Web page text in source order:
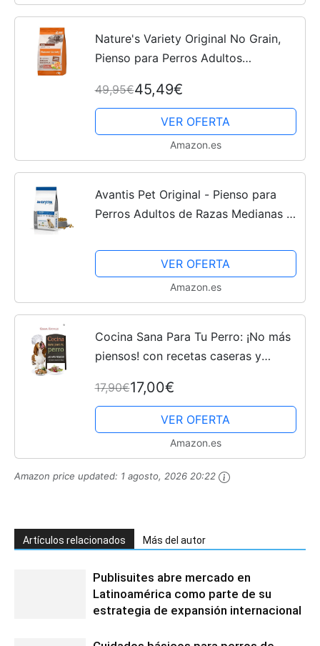
Nature's Variety Original No Grain,
Pienso para Perros Adultos
sin espinas, 7kg
49,95€45,49€
VER OFERTA
Amazon.es
Avantis Pet Original - Pienso para
Perros Adultos de Razas Medianas y
Completa y Equilibrada - Altamente
Nutricional con Pollo...
VER OFERTA
Amazon.es
Cocina Sana Para Tu Perro: ¡No más
piensos! con recetas caseras y
17,90€17,00€
VER OFERTA
Amazon.es
Amazon price updated: 1 agosto, 2026 20:22
Artículos relacionados Más del autor
Publisuites abre mercado en
Latinoamérica como parte de su
estrategia de expansión internacional